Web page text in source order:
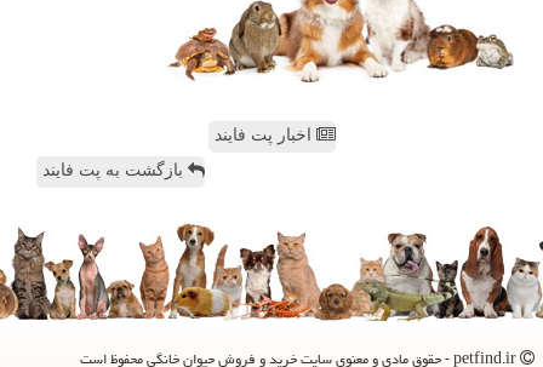
اخبار پت فایند
بازگشت به پت فایند